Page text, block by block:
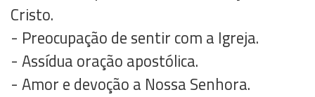
Cristo.
- Preocupação de sentir com a Igreja.
- Assídua oração apostólica.
- Amor e devoção a Nossa Senhora.